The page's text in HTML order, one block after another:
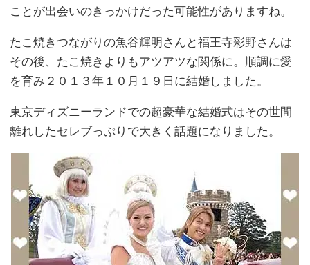
ことが出会いのきっかけだった可能性がありますね。
たこ焼きつながりの魚谷輝明さんと福王寺彩野さんは
その後、たこ焼きよりもアツアツな関係に。順調に愛
を育み２０１３年１０月１９日に結婚しました。
東京ディズニーランドでの超豪華な結婚式はその世間
離れしたセレブっぷりで大きく話題になりました。